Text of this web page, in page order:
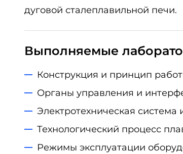
дуговой сталеплавильной печи.
Выполняемые
Конструкция и принцип
Органы управления и
Электротехническая
Технологический процесс
Режимы эксплуатации